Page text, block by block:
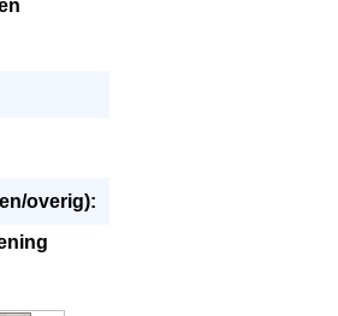
overig):